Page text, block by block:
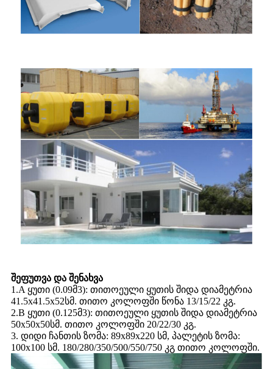
შეფუთვა და შენახვა
1.A ყუთი (0.09მ3): თითოეული ყუთის შიდა დიამეტრია
41.5x41.5x52სმ. თითო კოლოფში წონა 13/15/22 კგ.
2.B ყუთი (0.125მ3): თითოეული ყუთის შიდა დიამეტრია
50x50x50სმ. თითო კოლოფში 20/22/30 კგ.
3. დიდი ჩანთის ზომა: 89x89x220 სმ, პალეტის ზომა:
100x100 სმ. 180/280/350/500/550/750 კგ თითო კოლოფში.